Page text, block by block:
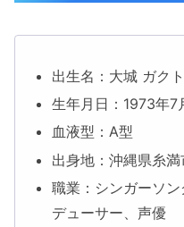
出生名：大城 ガク
生年月日：1973年7
血液型：A型
出身地：沖縄県糸満
職業：シンガーソ
デューサー、声優